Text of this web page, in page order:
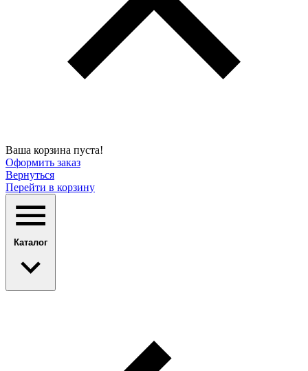
Ваша корзина пуста!
Оформить заказ
Вернуться
Перейти в корзину
Каталог